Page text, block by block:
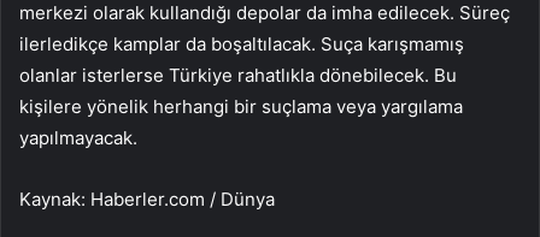
merkezi olarak kullandığı depolar da imha edilecek. Süreç
ilerledikçe kamplar da boşaltılacak. Suça karışmamış
olanlar isterlerse Türkiye rahatlıkla dönebilecek. Bu
kişilere yönelik herhangi bir suçlama veya yargılama
yapılmayacak.
Kaynak: Haberler.com / Dünya